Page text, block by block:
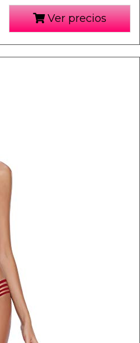
Ver precios